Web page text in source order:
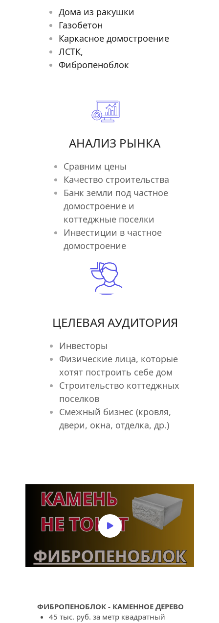
Дома из ракушки
Газобетон
Каркасное домостроение
ЛСТК,
Фибропеноблок
АНАЛИЗ РЫНКА
Сравним цены
Качество строительства
Банк земли под частное
домостроение и
коттеджные поселки
Инвестиции в частное
домостроение
ЦЕЛЕВАЯ АУДИТОРИЯ
Инвесторы
Физические лица, которые
хотят построить себе дом
Строительство коттеджных
поселков
Смежный бизнес (кровля,
двери, окна, отделка, др.)
ФИБРОПЕНОБЛОК - КАМЕННОЕ ДЕРЕВО
45 тыс. руб. за метр квадратный